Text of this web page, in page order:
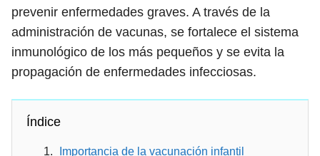
prevenir enfermedades graves. A través de la
administración de vacunas, se fortalece el sistema
inmunológico de los más pequeños y se evita la
propagación de enfermedades infecciosas.
Índice
Importancia de la vacunación infantil